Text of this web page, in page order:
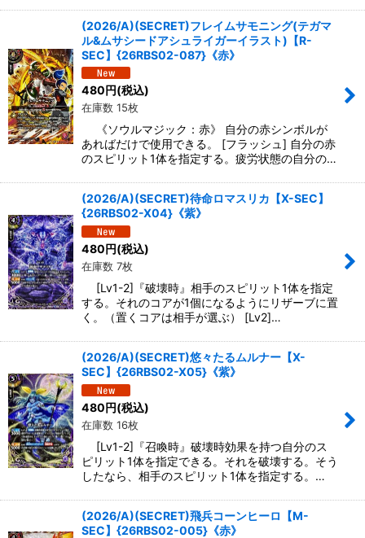
(2026/A)(SECRET)フレイムサモニング(テガマ
ル&ムサシードアシュライガーイラスト)【R-
SEC】{26RBS02-087}《赤》
480円(税込)
在庫数 15枚
《ソウルマジック：赤》 自分の赤シンボルが
あればだけで使用できる。 [フラッシュ] 自分の赤
のスピリット1体を指定する。疲労状態の自分の…
(2026/A)(SECRET)待命ロマスリカ【X-SEC】
{26RBS02-X04}《紫》
480円(税込)
在庫数 7枚
[Lv1-2]『破壊時』相手のスピリット1体を指定
する。それのコアが1個になるようにリザーブに置
く。（置くコアは相手が選ぶ） [Lv2]…
(2026/A)(SECRET)悠々たるムルナー【X-
SEC】{26RBS02-X05}《紫》
480円(税込)
在庫数 16枚
[Lv1-2]『召喚時』破壊時効果を持つ自分のス
ピリット1体を指定できる。それを破壊する。そう
したなら、相手のスピリット1体を指定する。…
(2026/A)(SECRET)飛兵コーンヒーロ【M-
SEC】{26RBS02-005}《赤》